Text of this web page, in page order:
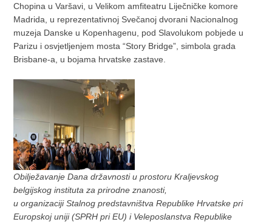
Chopina u Varšavi, u Velikom amfiteatru Liječničke komore
Madrida, u reprezentativnoj Svečanoj dvorani Nacionalnog
muzeja Danske u Kopenhagenu, pod Slavolukom pobjede u
Parizu i osvjetljenjem mosta “Story Bridge”, simbola grada
Brisbane-a, u bojama hrvatske zastave.
Obilježavanje Dana državnosti u prostoru Kraljevskog
belgijskog instituta za prirodne znanosti,
u organizaciji Stalnog predstavništva Republike Hrvatske pri
Europskoj uniji (SPRH pri EU) i Veleposlanstva Republike